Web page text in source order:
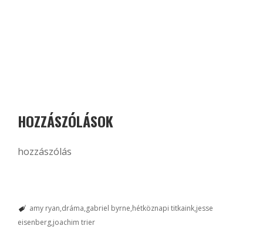
HOZZÁSZÓLÁSOK
hozzászólás
amy ryan dráma gabriel byrne hétköznapi titkaink jesse
eisenberg joachim trier